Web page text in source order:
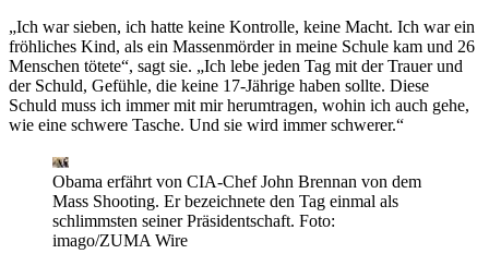
„Ich war sieben, ich hatte keine Kontrolle, keine Macht. Ich war ein
fröhliches Kind, als ein Massenmörder in meine Schule kam und 26
Menschen tötete“, sagt sie. „Ich lebe jeden Tag mit der Trauer und
der Schuld, Gefühle, die keine 17-Jährige haben sollte. Diese
Schuld muss ich immer mit mir herumtragen, wohin ich auch gehe,
wie eine schwere Tasche. Und sie wird immer schwerer.“
Obama erfährt von CIA-Chef John Brennan von dem
Mass Shooting. Er bezeichnete den Tag einmal als
schlimmsten seiner Präsidentschaft. Foto:
imago/ZUMA Wire